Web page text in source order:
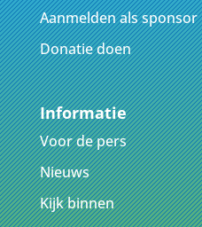
Aanmelden als sponsor
Donatie doen
Informatie
Voor de pers
Nieuws
Kijk binnen